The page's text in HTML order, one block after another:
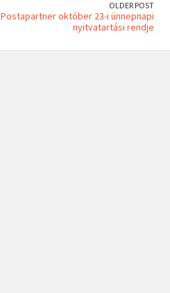
OLDER POST
Postapartner október 23-i ünnepnapi
nyitvatartási rendje